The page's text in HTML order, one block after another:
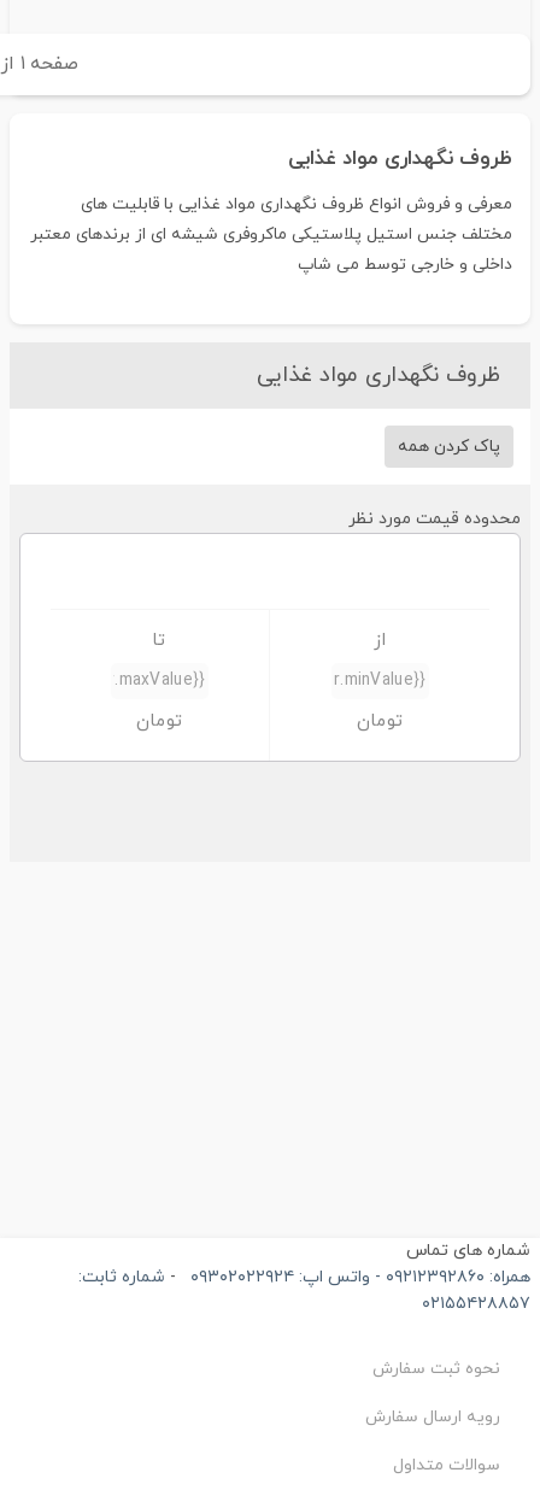
صفحه ۱ از ۱
ظروف نگهداری مواد غذایی
معرفی و فروش انواع ظروف نگهداری مواد غذایی با قابلیت های
مختلف جنس استیل پلاستیکی ماکروفری شیشه ای از برندهای معتبر
داخلی و خارجی توسط می شاپ
ظروف نگهداری مواد غذایی
پاک کردن همه
قیمت مورد نظر
های تماس
- واتس اپ: ۰۹۳۰۲۰۲۲۹۲۴
- شماره ثابت:
نحوه ثبت سفارش
رویه ارسال سفارش
سوالات متداول